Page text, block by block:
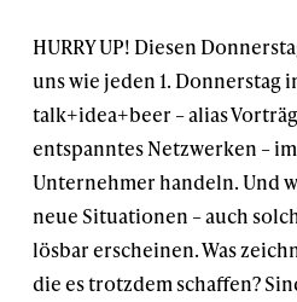
HURRY UP! Diesen
uns wie jeden 1. Donnerstag
talk+idea+beer – alias
entspanntes Netzwerken –
Unternehmer handeln. Und
neue Situationen – auch
lösbar erscheinen. Was
die es trotzdem schaffen?